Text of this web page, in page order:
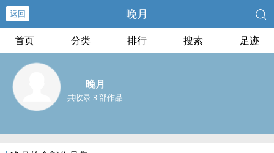
返回 晚月
首页 分类 排行 搜索 足迹
晚月
共收录 3 部作品